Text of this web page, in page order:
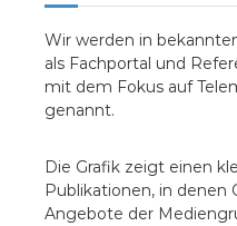
Wir werden in
als Fachportal und
mit dem Fokus auf
genannt.
Die Grafik zeigt einen
Publikationen, in
Angebote der